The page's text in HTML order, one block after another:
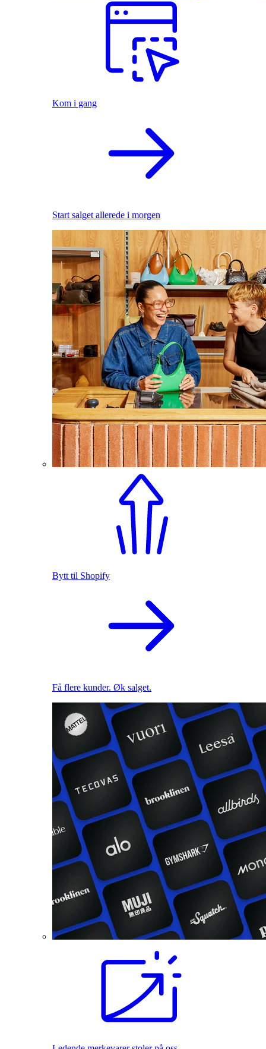
Kom i gang
Start salget allerede i morgen
Bytt til Shopify
Få flere kunder. Øk salget.